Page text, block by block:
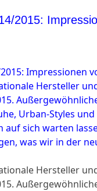
2015:
Hersteller